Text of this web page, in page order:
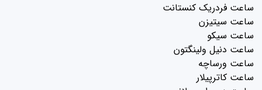
ساعت فردریک کنستانت
ساعت سیتیزن
ساعت سیکو
ساعت دنیل ولینگتون
ساعت ورساچه
ساعت کاترپیلار